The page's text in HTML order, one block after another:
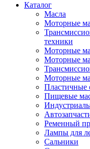
Каталог
Масла
Моторные
техники
Моторные
Моторные
Моторные
Пластичные
Пищевые
Ременный
Лампы для
Сальники